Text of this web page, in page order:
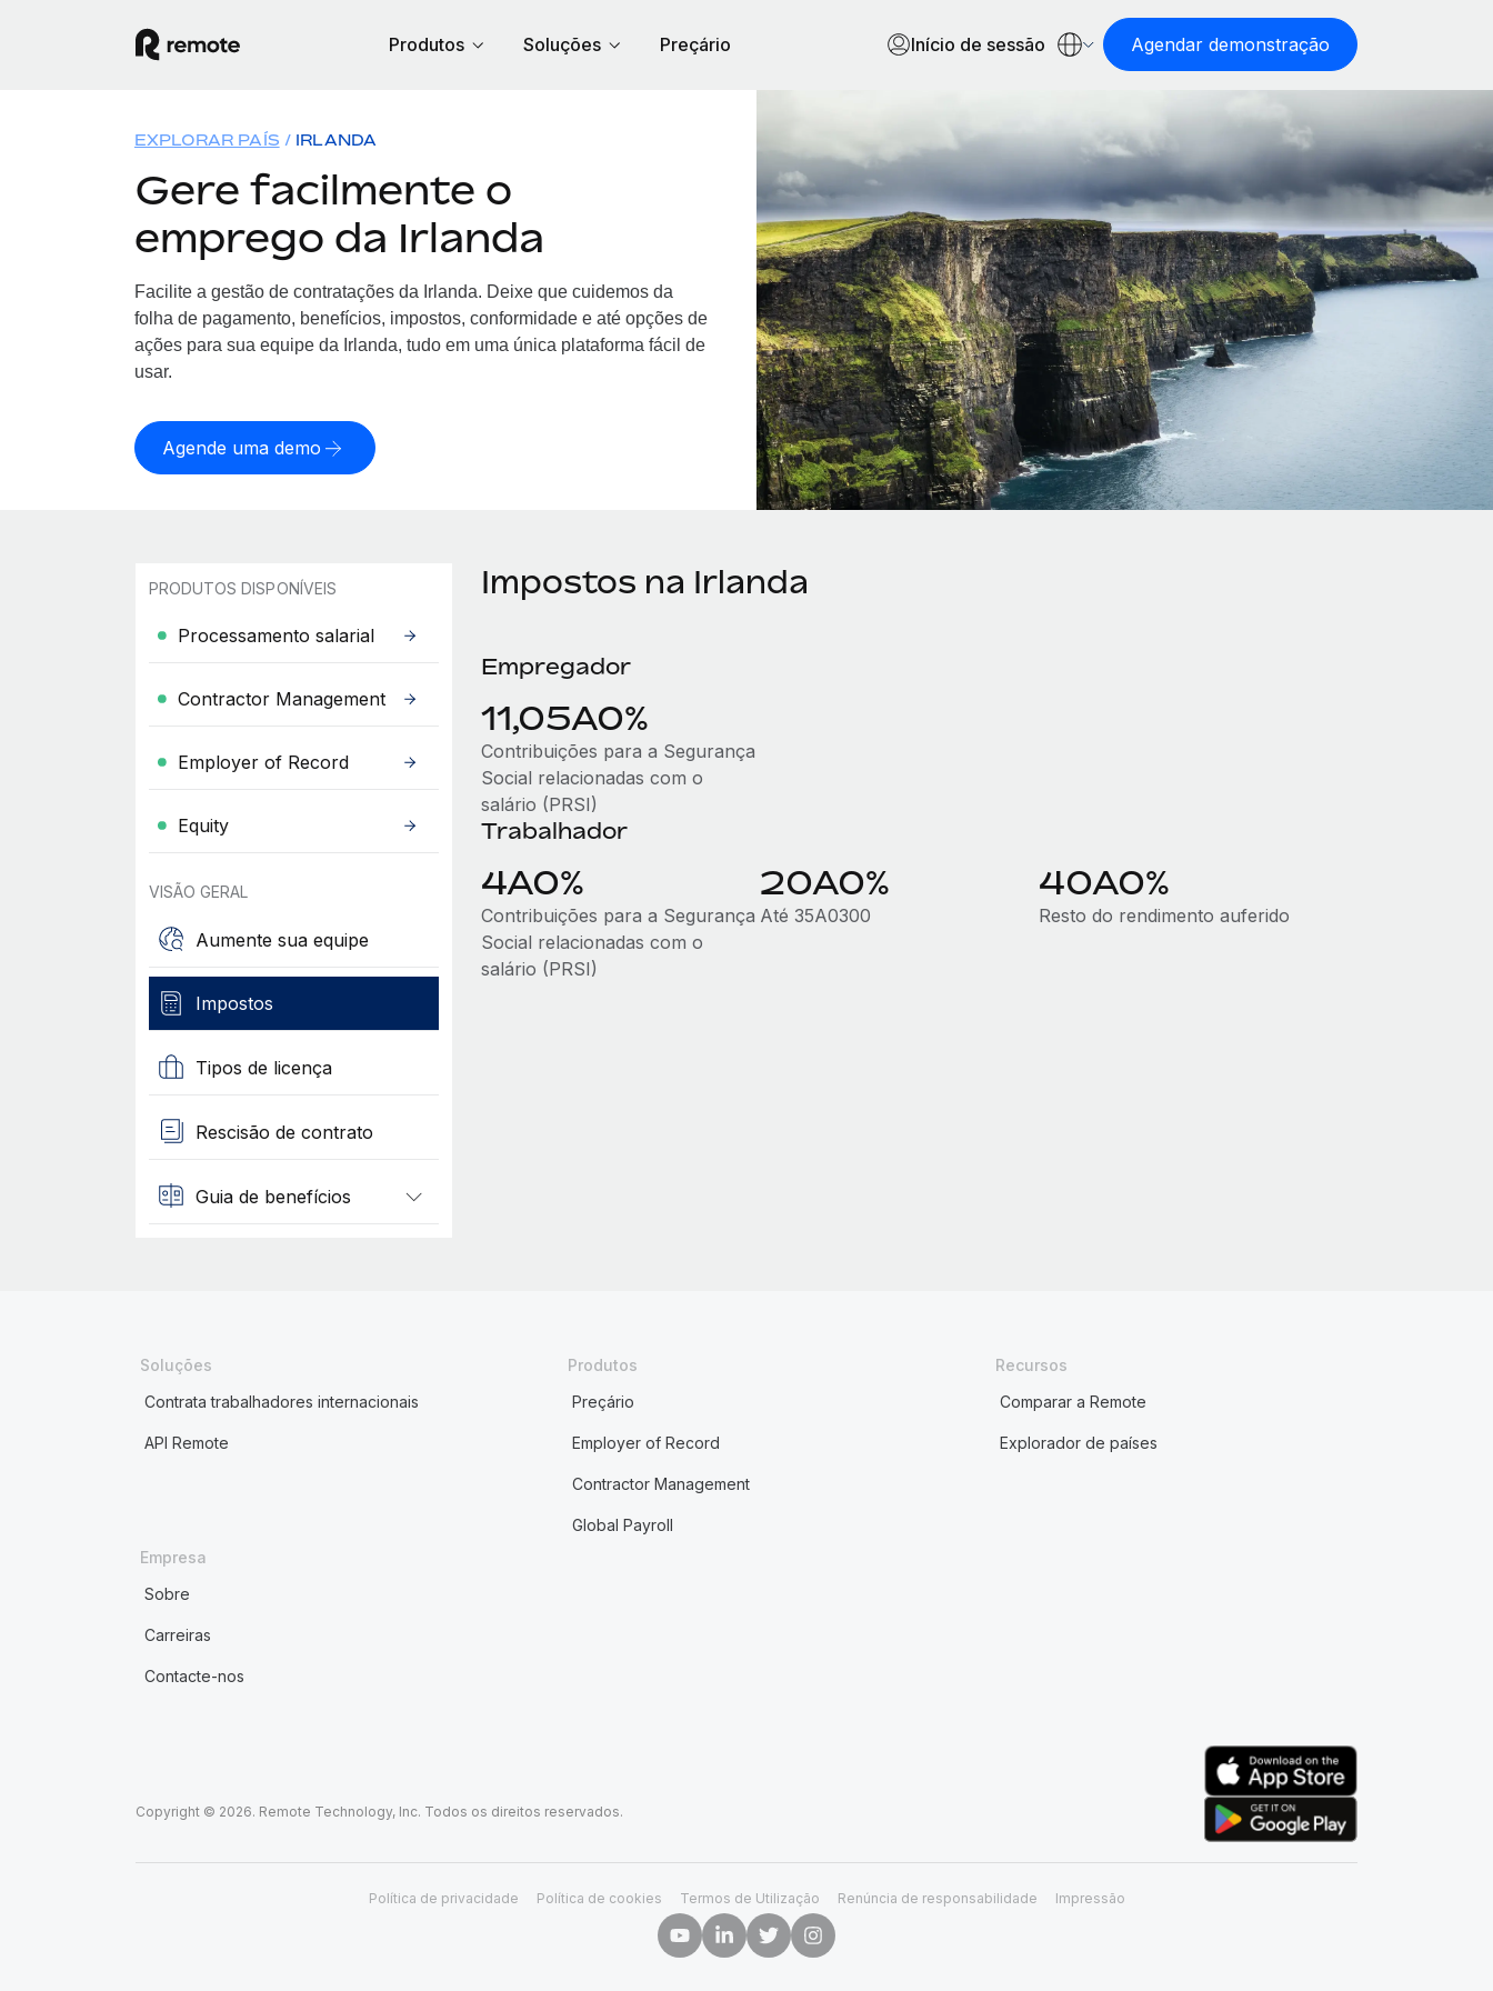
Produtos Soluções Preçário Início de sessão Agendar demonstração
EXPLORAR PAÍS IRLANDA
Gere facilmente o
emprego da Irlanda
Facilite a gestão de contratações da Irlanda. Deixe que cuidemos da
folha de pagamento, benefícios, impostos, conformidade e até opções de
ações para sua equipe da Irlanda, tudo em uma única plataforma fácil de
usar.
Agende uma demo
PRODUTOS DISPONÍVEIS
Processamento salarial
Contractor Management
Employer of Record
Equity
VISÃO GERAL
Aumente sua equipe
Impostos
Tipos de licença
Rescisão de contrato
Guia de benefícios
Impostos na Irlanda
Empregador
11,05A0%
Contribuições para a Segurança
Social relacionadas com o
salário (PRSI)
Trabalhador
4A0%
Contribuições para a Segurança
Social relacionadas com o
salário (PRSI)
20A0%
Até 35A0300
40A0%
Resto do rendimento auferido
Soluções
Contrata trabalhadores internacionais
API Remote
Produtos
Preçário
Employer of Record
Contractor Management
Global Payroll
Recursos
Comparar a Remote
Explorador de países
Empresa
Sobre
Carreiras
Contacte-nos
Copyright © 2026. Remote Technology, Inc. Todos os direitos reservados.
Política de privacidade Política de cookies Termos de Utilização Renúncia de responsabilidade Impressão